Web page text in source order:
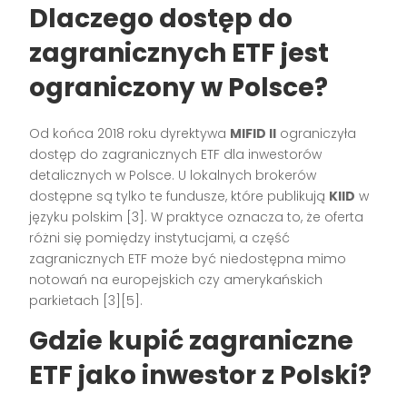
Dlaczego dostęp do
zagranicznych ETF jest
ograniczony w Polsce?
Od końca 2018 roku dyrektywa MIFID II ograniczyła
dostęp do zagranicznych ETF dla inwestorów
detalicznych w Polsce. U lokalnych brokerów
dostępne są tylko te fundusze, które publikują KIID w
języku polskim [3]. W praktyce oznacza to, że oferta
różni się pomiędzy instytucjami, a część
zagranicznych ETF może być niedostępna mimo
notowań na europejskich czy amerykańskich
parkietach [3][5].
Gdzie kupić zagraniczne
ETF jako inwestor z Polski?